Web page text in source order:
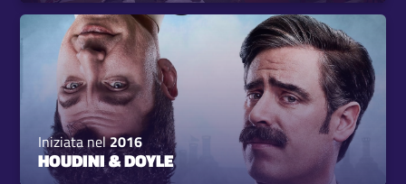
Iniziata nel2016
HOUDINI & DOYLE